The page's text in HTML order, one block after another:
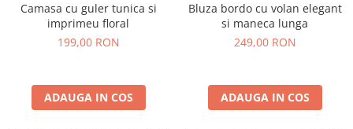
Camasa cu guler tunica si
imprimeu floral
199,00 RON
ADAUGA IN COS
Bluza bordo cu volan elegant
si maneca lunga
249,00 RON
ADAUGA IN COS